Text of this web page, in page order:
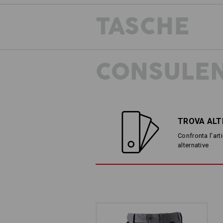
TASCHE
TROVA
Confronta
alternative